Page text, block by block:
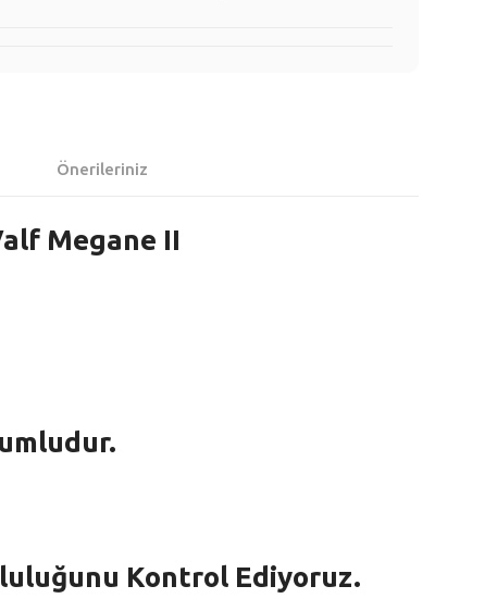
Önerileriniz
Megane II
Kontrol Ediyoruz.